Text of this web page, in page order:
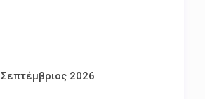
Σεπτέμβριος 2026